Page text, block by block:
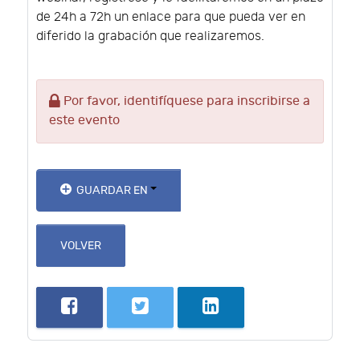
de 24h a 72h un enlace para que pueda ver en
diferido la grabación que realizaremos.
Por favor, identifíquese para inscribirse a
este evento
GUARDAR EN
VOLVER